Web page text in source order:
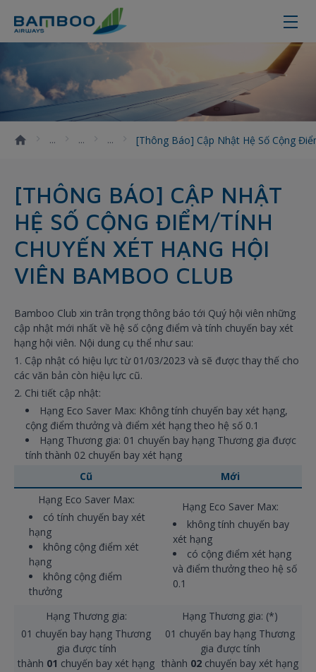
[Thông báo] Cập nhật hệ số
[Thông Báo] Cập Nhật Hệ Số Cộng
[THÔNG BÁO] CẬP NHẬT
HỆ SỐ CỘNG ĐIỂM/TÍNH
CHUYẾN XÉT HẠNG HỘI
VIÊN BAMBOO CLUB
Bamboo Club xin trân trọng thông báo tới Quý hội viên những
cập nhật mới nhất về hệ số cộng điểm và tính chuyến bay xét
hạng hội viên. Nội dung cụ thể như sau:
1. Cập nhật có hiệu lực từ 01/03/2023 và sẽ được thay thế cho
các văn bản còn hiệu lực cũ.
2. Chi tiết cập nhật:
Hạng Eco Saver Max: Không tính chuyến bay xét hạng,
cộng điểm thưởng và điểm xét hạng theo hệ số 0.1
Hạng Thương gia: 01 chuyến bay hạng Thương gia được
tính thành 02 chuyến bay xét hạng
Cũ
Mới
Hạng Eco Saver Max:
có tính chuyến bay xét
hạng
không cộng điểm xét
hạng
không cộng điểm
thưởng
Hạng Eco Saver Max:
không tính chuyến bay
xét hạng
có cộng điểm xét hạng
và điểm thưởng theo hệ số
0.1
Hạng Thương gia:
01 chuyến bay hạng Thương
gia được tính
thành 01 chuyến bay xét hạng
Hạng Thương gia: (*)
01 chuyến bay hạng Thương
gia được tính
thành 02 chuyến bay xét hạng